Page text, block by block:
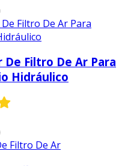
Filtro De Ar Para
Hidráulico